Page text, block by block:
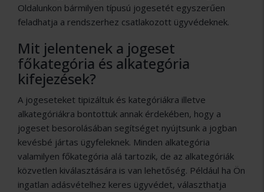
Oldalunkon bármilyen típusú jogesetét egyszerűen
feladhatja a rendszerhez csatlakozott ügyvédeknek.
Mit jelentenek a jogeset
főkategória és alkategória
kifejezések?
A jogeseteket tipizáltuk és kategóriákra illetve
alkategóriákra bontottuk annak érdekében, hogy a
jogeset besorolásában segítséget nyújtsunk a jogban
kevésbé jártas ügyfeleknek. Minden alkategória
valamilyen főkategória alá tartozik, de az alkategóriák
közvetlen kiválasztására is van lehetőség. Például ha Ön
ingatlan adásvételhez keres ügyvédet, választhatja